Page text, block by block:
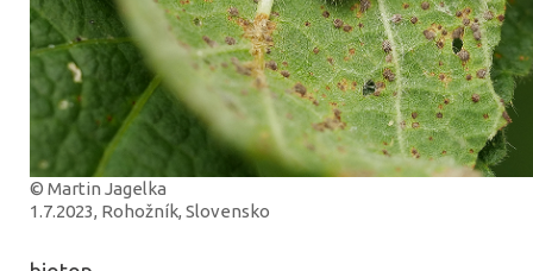
© Martin Jagelka
1.7.2023, Rohožník, Slovensko